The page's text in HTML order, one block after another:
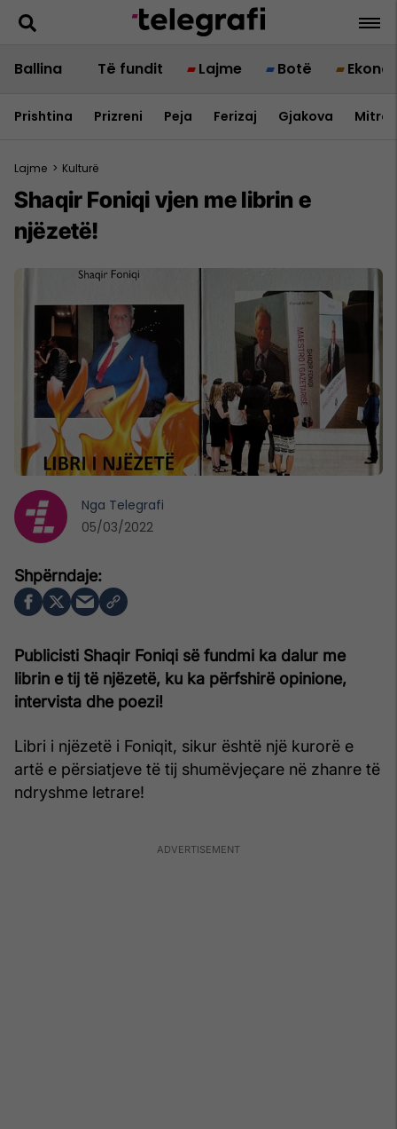
Ballina Të fundit Lajme Botë
Prishtina Prizreni Peja Ferizaj Gjakova
Lajme > Kulturë
Shaqir Foniqi vjen me librin e
njëzetë!
Publicisti Shaqir Foniqi së fundmi ka dalur me
librin e tij të njëzetë, ku ka përfshirë opinione,
intervista dhe poezi!
Libri i njëzetë i Foniqit, sikur është një kurorë e
artë e përsiatjeve të tij shumëvjeçare në zhanre të
ndryshme letrare!
Nga Telegrafi
05/03/2022